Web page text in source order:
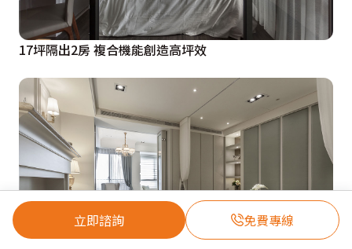
立即諮詢 免費專線
17坪隔出2房 複合機能創造高坪效